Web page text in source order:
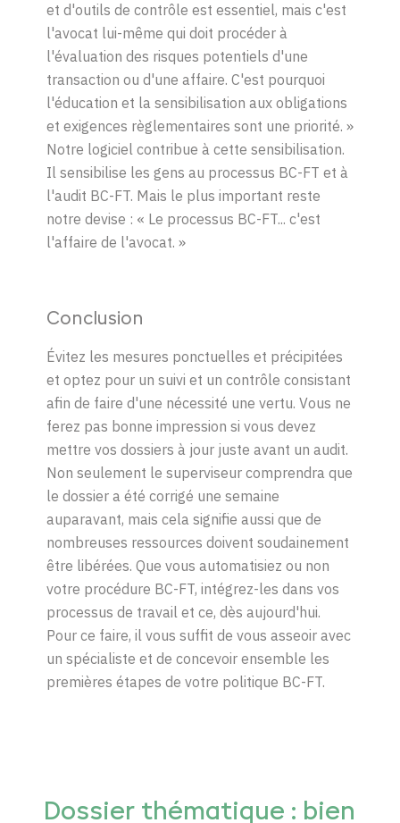
et d'outils de contrôle est essentiel, mais c'est
l'avocat lui-même qui doit procéder à
l'évaluation des risques potentiels d'une
transaction ou d'une affaire. C'est pourquoi
l'éducation et la sensibilisation aux obligations
et exigences règlementaires sont une priorité. »
Notre logiciel contribue à cette sensibilisation.
Il sensibilise les gens au processus BC-FT et à
l'audit BC-FT. Mais le plus important reste
notre devise : « Le processus BC-FT... c'est
l'affaire de l'avocat. »
Conclusion
Évitez les mesures ponctuelles et précipitées
et optez pour un suivi et un contrôle consistant
afin de faire d'une nécessité une vertu. Vous ne
ferez pas bonne impression si vous devez
mettre vos dossiers à jour juste avant un audit.
Non seulement le superviseur comprendra que
le dossier a été corrigé une semaine
auparavant, mais cela signifie aussi que de
nombreuses ressources doivent soudainement
être libérées. Que vous automatisiez ou non
votre procédure BC-FT, intégrez-les dans vos
processus de travail et ce, dès aujourd'hui.
Pour ce faire, il vous suffit de vous asseoir avec
un spécialiste et de concevoir ensemble les
premières étapes de votre politique BC-FT.
Dossier thématique : bien